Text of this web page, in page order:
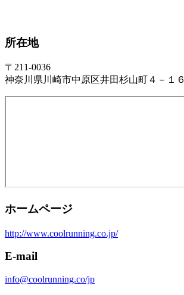
所在地
〒211-0036
神奈川県川崎市中原区井田杉山町４－１６
ホームページ
http://www.coolrunning.co.jp/
E-mail
info@coolrunning.co/jp